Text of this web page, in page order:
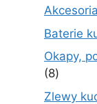
Baterie
Okapy,
88
Zlewy